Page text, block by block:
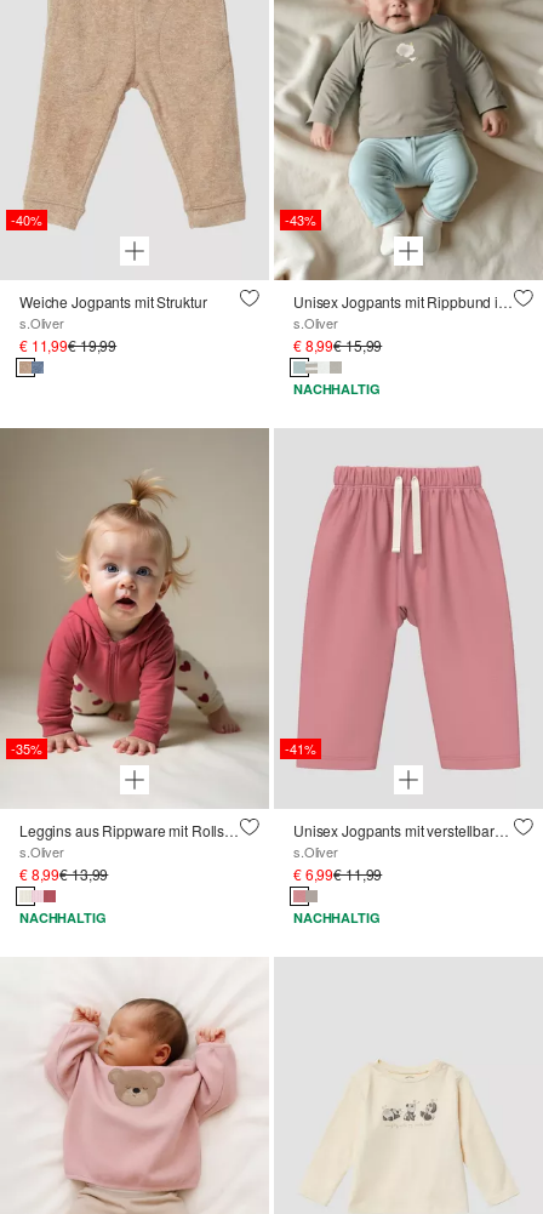
-40%
Weiche Jogpants mit Struktur
s.Oliver
€ 11,99€ 19,99
-43%
Unisex Jogpants mit Rippbund im Loose Fit
s.Oliver
€ 8,99€ 15,99
NACHHALTIG
-35%
Leggins aus Rippware mit Rollsaum
s.Oliver
€ 8,99€ 13,99
NACHHALTIG
-41%
Unisex Jogpants mit verstellbarem Elastikbund
s.Oliver
€ 6,99€ 11,99
NACHHALTIG